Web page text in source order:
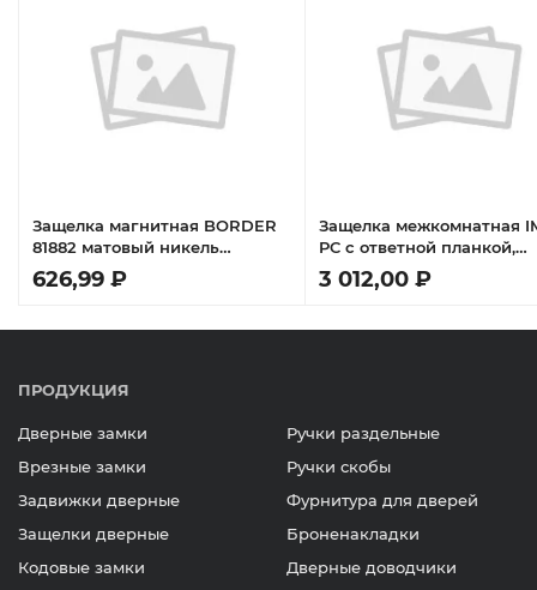
Защелка магнитная BORDER
81882 матовый никель
коробка
626,99 ₽
Защелка межкомнатная
PC с ответной планкой,
магнитная
цвет хром
3 012,00 ₽
ПРОДУКЦИЯ
Дверные замки
Врезные замки
Задвижки дверные
Защелки дверные
Кодовые замки
Ручки раздельные
Ручки скобы
Фурнитура для дверей
Броненакладки
Дверные доводчики